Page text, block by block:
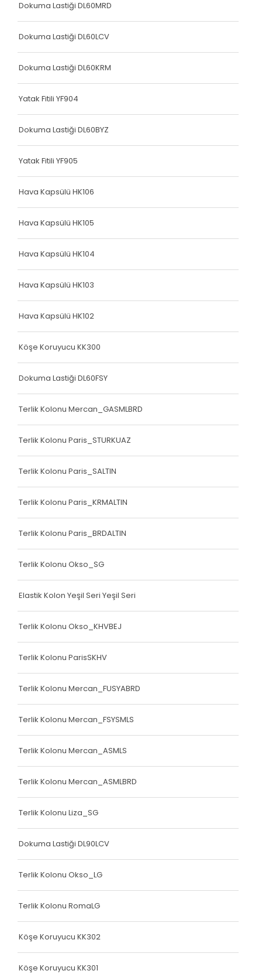
Dokuma Lastiği DL60MRD
Dokuma Lastiği DL60LCV
Dokuma Lastiği DL60KRM
Yatak Fitili YF904
Dokuma Lastiği DL60BYZ
Yatak Fitili YF905
Hava Kapsülü HK106
Hava Kapsülü HK105
Hava Kapsülü HK104
Hava Kapsülü HK103
Hava Kapsülü HK102
Köşe Koruyucu KK300
Dokuma Lastiği DL60FSY
Terlik Kolonu Mercan_GASMLBRD
Terlik Kolonu Paris_STURKUAZ
Terlik Kolonu Paris_SALTIN
Terlik Kolonu Paris_KRMALTIN
Terlik Kolonu Paris_BRDALTIN
Terlik Kolonu Okso_SG
Elastik Kolon Yeşil Seri Yeşil Seri
Terlik Kolonu Okso_KHVBEJ
Terlik Kolonu ParisSKHV
Terlik Kolonu Mercan_FUSYABRD
Terlik Kolonu Mercan_FSYSMLS
Terlik Kolonu Mercan_ASMLS
Terlik Kolonu Mercan_ASMLBRD
Terlik Kolonu Liza_SG
Dokuma Lastiği DL90LCV
Terlik Kolonu Okso_LG
Terlik Kolonu RomaLG
Köşe Koruyucu KK302
Köşe Koruyucu KK301